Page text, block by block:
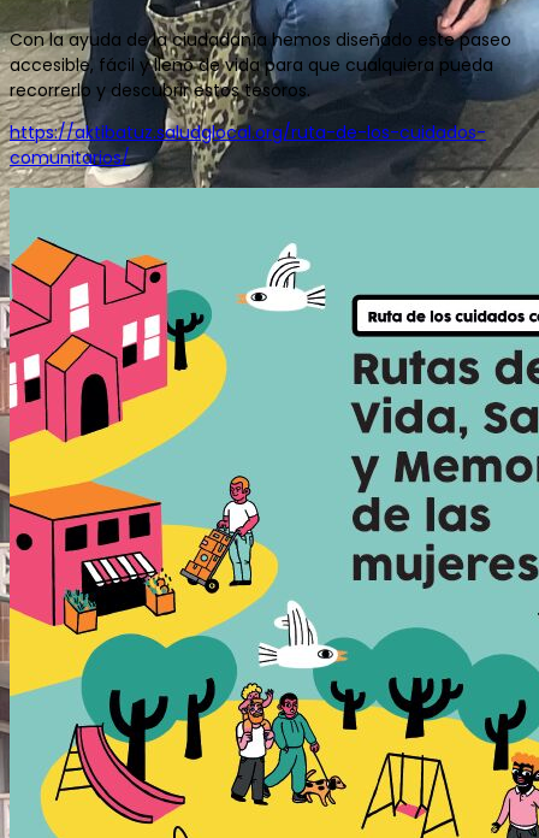
Con la ayuda de la ciudadanía hemos diseñado este paseo
accesible, fácil y lleno de vida para que cualquiera pueda
recorrerlo y descubrir estos tesoros.
https://aktibatuz.saludglocal.org/ruta-de-los-cuidados-
comunitarios/